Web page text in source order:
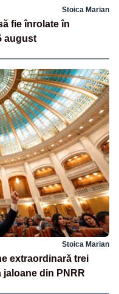
Stoica Marian
fie înrolate în
august
Stoica Marian
extraordinară trei
din PNRR